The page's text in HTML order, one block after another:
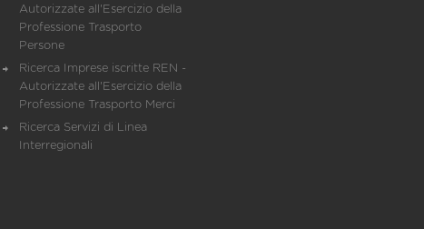
Autorizzate all'Esercizio della
Professione Trasporto
Persone
Ricerca Imprese iscritte REN -
Autorizzate all'Esercizio della
Professione Trasporto Merci
Ricerca Servizi di Linea
Interregionali